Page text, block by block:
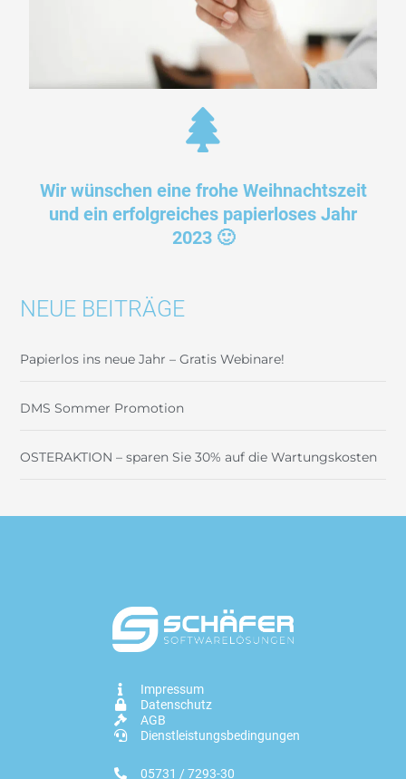
NEUE BEITRÄGE
Papierlos ins neue Jahr – Gratis Webinare!
DMS Sommer Promotion
OSTERAKTION – sparen Sie 30% auf die Wartungskosten
Wir wünschen eine frohe Weihnachtszeit
und ein erfolgreiches papierloses Jahr
2023 🙂
Impressum
Datenschutz
AGB
Dienstleistungsbedingungen
05731 / 7293-30